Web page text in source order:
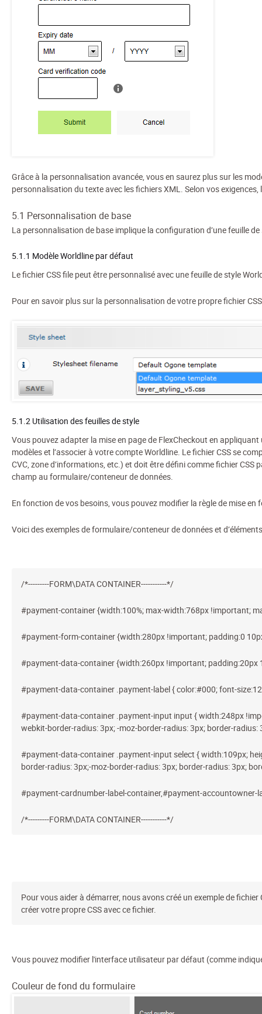
Grâce à la personnalisation avancée, vous en saurez plus sur les
personnalisation du texte avec les fichiers XML. Selon vos
5.1 Personnalisation de base
La personnalisation de base implique la configuration d’une feuille
5.1.1 Modèle Worldline par défaut
Le fichier CSS file peut être personnalisé avec une feuille de style
Pour en savoir plus sur la personnalisation de votre propre fichier
5.1.2 Utilisation des feuilles de style
Vous pouvez adapter la mise en page de FlexCheckout en
modèles et l’associer à votre compte Worldline. Le fichier CSS se
CVC, zone d’informations, etc.) et doit être défini comme fichier
champ au formulaire/conteneur de données.
En fonction de vos besoins, vous pouvez modifier la règle de mise
Voici des exemples de formulaire/conteneur de données et
/*---------FORM\DATA CONTAINER-----------*/
#payment-container {width:100%; max-width:768px !important;
#payment-form-container {width:280px !important; padding:0
#payment-data-container {width:260px !important;
#payment-data-container .payment-label { color:#000; font-
#payment-data-container .payment-input input { width:248px
webkit-border-radius: 3px; -moz-border-radius: 3px; border-radius:
#payment-data-container .payment-input select { width:109px;
border-radius: 3px;-moz-border-radius: 3px; border-radius: 3px;
#payment-cardnumber-label-container,#payment-accountowner-
/*---------FORM\DATA CONTAINER-----------*/
Pour vous aider à démarrer, nous avons créé un exemple de
créer votre propre CSS avec ce fichier.
Vous pouvez modifier l'interface utilisateur par défaut (comme
Couleur de fond du formulaire